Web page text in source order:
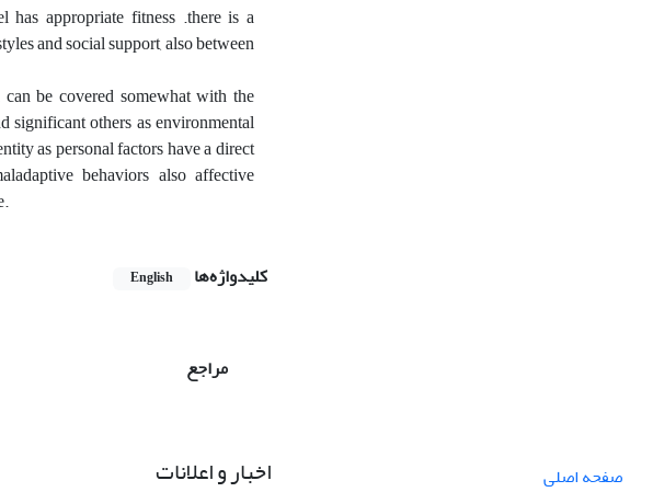
has appropriate fitness .there is a
and social support, also between
be covered somewhat with the
significant others as environmental
as personal factors have a direct
behaviors also affective
کلیدواژه‌ها English
مراجع
صفحه اصلی اخبار و اعلانات